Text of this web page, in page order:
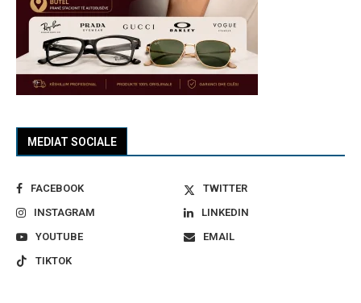
MEDIAT SOCIALE
FACEBOOK
TWITTER
INSTAGRAM
LINKEDIN
YOUTUBE
EMAIL
TIKTOK